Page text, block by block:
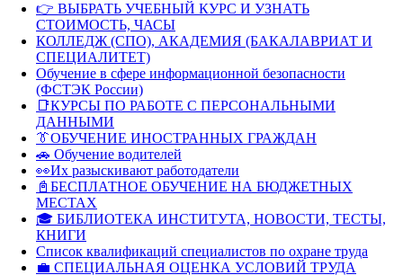
👉 ВЫБРАТЬ УЧЕБНЫЙ КУРС И УЗНАТЬ
СТОИМОСТЬ, ЧАСЫ
КОЛЛЕДЖ (СПО), АКАДЕМИЯ (БАКАЛАВРИАТ И
СПЕЦИАЛИТЕТ)
Обучение в сфере информационной безопасности
(ФСТЭК России)
📑КУРСЫ ПО РАБОТЕ С ПЕРСОНАЛЬНЫМИ
ДАННЫМИ
👔ОБУЧЕНИЕ ИНОСТРАННЫХ ГРАЖДАН
🚗 Обучение водителей
👀Их разыскивают работодатели
📓БЕСПЛАТНОЕ ОБУЧЕНИЕ НА БЮДЖЕТНЫХ
МЕСТАХ
🎓 БИБЛИОТЕКА ИНСТИТУТА, НОВОСТИ, ТЕСТЫ,
КНИГИ
Список квалификаций специалистов по охране труда
💼 СПЕЦИАЛЬНАЯ ОЦЕНКА УСЛОВИЙ ТРУДА